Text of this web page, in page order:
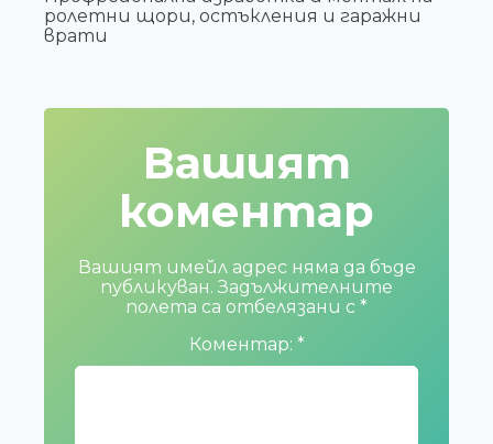
ролетни щори, остъкления и гаражни
врати
Вашият
коментар
Вашият имейл адрес няма да бъде
публикуван. Задължителните
полета са отбелязани с *
Коментар: *